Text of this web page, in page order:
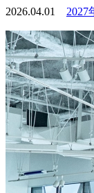
2026.04.01 2027